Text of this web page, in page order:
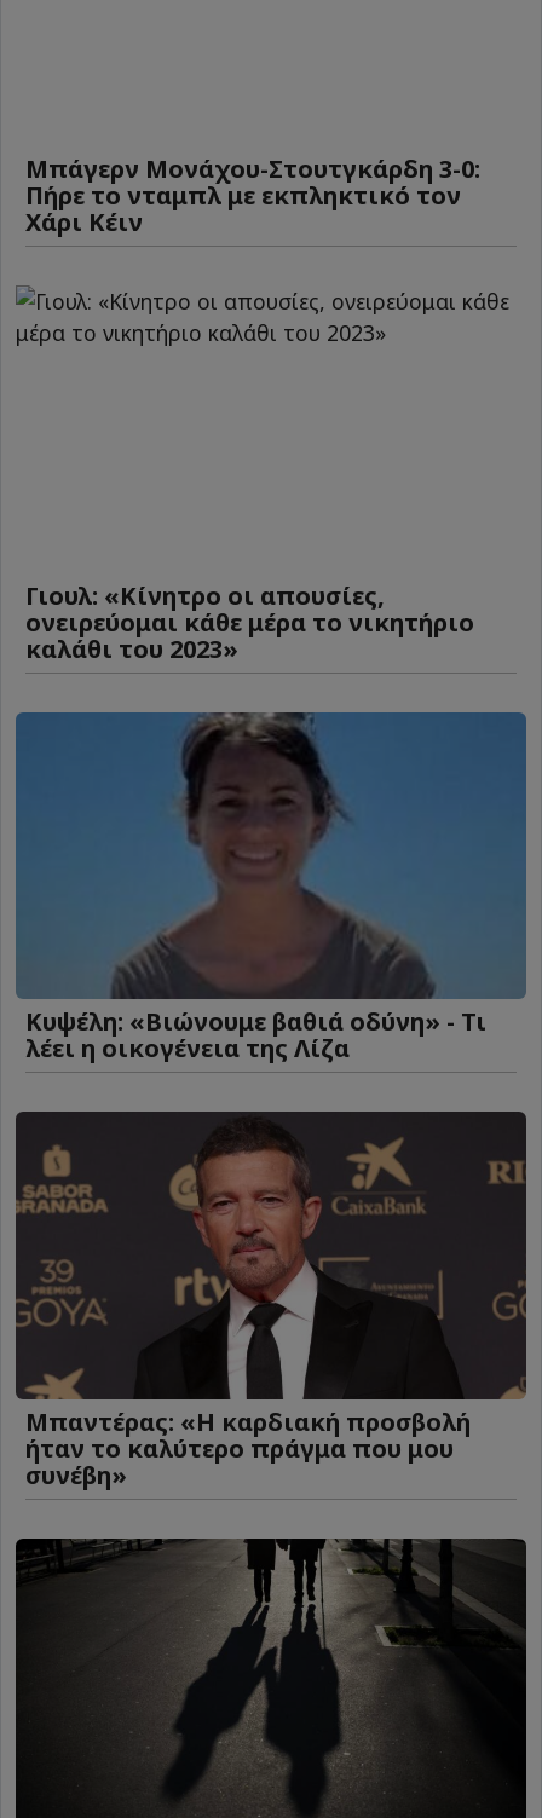
Μπάγερν Μονάχου-Στουτγκάρδη 3-0:
Πήρε το νταμπλ με εκπληκτικό τον
Χάρι Κέιν
Γιουλ: «Κίνητρο οι απουσίες,
ονειρεύομαι κάθε μέρα το νικητήριο
καλάθι του 2023»
Κυψέλη: «Βιώνουμε βαθιά οδύνη» - Τι
λέει η οικογένεια της Λίζα
Μπαντέρας: «Η καρδιακή προσβολή
ήταν το καλύτερο πράγμα που μου
συνέβη»